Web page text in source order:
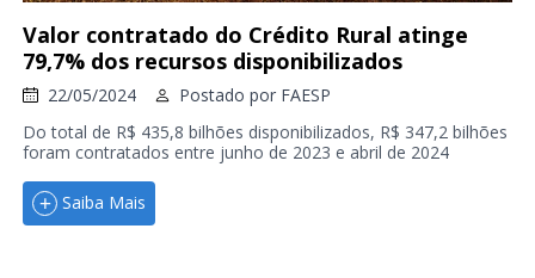
Valor contratado do Crédito Rural atinge
79,7% dos recursos disponibilizados
22/05/2024 Postado por FAESP
Do total de R$ 435,8 bilhões disponibilizados, R$ 347,2 bilhões
foram contratados entre junho de 2023 e abril de 2024
Saiba Mais